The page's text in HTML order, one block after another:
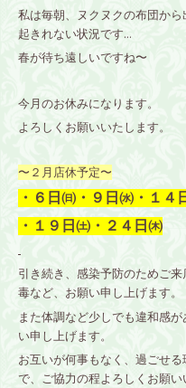
私は毎朝、ヌクヌクの布団か
起きれない状況です…
春が待ち遠しいですね〜
今月のお休みになります。
よろしくお願いいたします。
〜２月店休予定〜
・６日㈰・９日㈬・１４
・１９日㈯・２４日㈭
引き続き、感染予防のためご
毒など、お願い申し上げます。
また体調など少しでも違和感
い申し上げます。
お互いが何事もなく、過ごせ
で、ご協力の程よろしくお願い